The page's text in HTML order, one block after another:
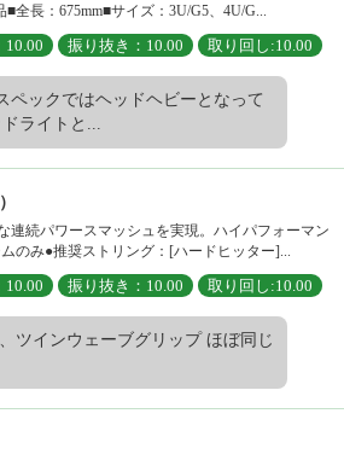
長：675mm■サイズ：3U/G5、4U/G...
10.00 振り抜き：10.00 取り回し:10.00
ペックではヘッドヘビーとなって
ライトと...
連続パワースマッシュを実現。ハイパフォーマン
のみ●推奨ストリング：[ハードヒッター]...
10.00 振り抜き：10.00 取り回し:10.00
ツインウェーブグリップ ほぼ同じ